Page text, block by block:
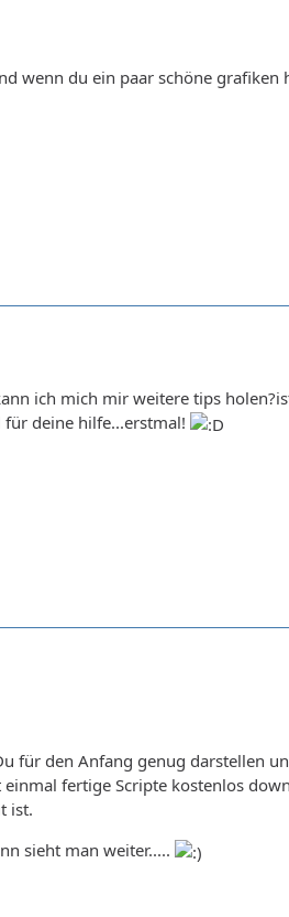
wenn du ein paar schöne grafiken
ich mich mir weitere tips
für deine hilfe...erstmal!
für den Anfang genug darstellen
fertige Scripte kostenlos
ist.
sieht man weiter.....